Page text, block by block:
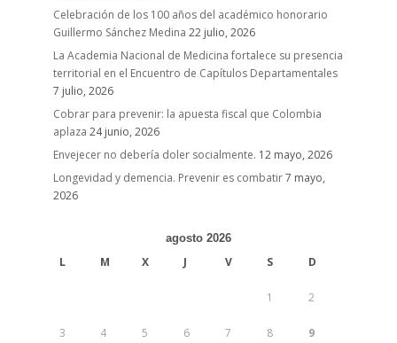
Celebración de los 100 años del académico honorario
Guillermo Sánchez Medina 22 julio, 2026
La Academia Nacional de Medicina fortalece su presencia
territorial en el Encuentro de Capítulos Departamentales
7 julio, 2026
Cobrar para prevenir: la apuesta fiscal que Colombia
aplaza 24 junio, 2026
Envejecer no debería doler socialmente. 12 mayo, 2026
Longevidad y demencia. Prevenir es combatir7 mayo,
2026
agosto 2026
L M X J V S D
1 2
3 4 5 6 7 8 9